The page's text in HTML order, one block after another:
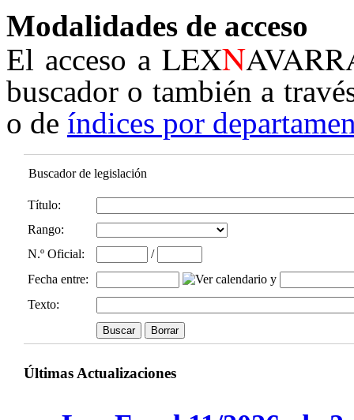
Modalidades de acceso
El acceso aLEXN
buscador o también a
o de índices por
Buscador de legislación
Título:
Rango:
N.º Oficial:
/
Fecha entre:
y
Texto:
Últimas Actualizaciones